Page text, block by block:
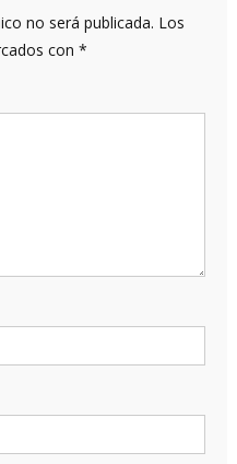
no será publicada. Los
con *